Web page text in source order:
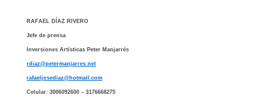
RAFAEL DÍAZ RIVERO
Jefe de prensa
Inversiones Artísticas Peter Manjarrés
rdiaz@petermanjarres.net
rafaeljosediaz@hotmail.com
Celular: 3006092600 – 3176668275